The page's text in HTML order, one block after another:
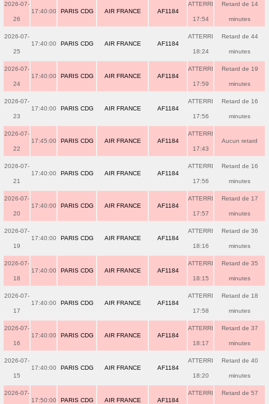
2026-07-
26
17:40:00 PARIS CDG AIR FRANCE AF1184
ATTERRI
17:54
Retard de 14
minutes
2026-07-
25
17:40:00 PARIS CDG AIR FRANCE AF1184
ATTERRI
18:24
Retard de 44
minutes
2026-07-
24
17:40:00 PARIS CDG AIR FRANCE AF1184
ATTERRI
17:59
Retard de 19
minutes
2026-07-
23
17:40:00 PARIS CDG AIR FRANCE AF1184
ATTERRI
17:56
Retard de 16
minutes
2026-07-
22
17:45:00 PARIS CDG AIR FRANCE AF1184
ATTERRI
17:43
Aucun retard
2026-07-
21
17:40:00 PARIS CDG AIR FRANCE AF1184
ATTERRI
17:56
Retard de 16
minutes
2026-07-
20
17:40:00 PARIS CDG AIR FRANCE AF1184
ATTERRI
17:57
Retard de 17
minutes
2026-07-
19
17:40:00 PARIS CDG AIR FRANCE AF1184
ATTERRI
18:16
Retard de 36
minutes
2026-07-
18
17:40:00 PARIS CDG AIR FRANCE AF1184
ATTERRI
18:15
Retard de 35
minutes
2026-07-
17
17:40:00 PARIS CDG AIR FRANCE AF1184
ATTERRI
17:58
Retard de 18
minutes
2026-07-
16
17:40:00 PARIS CDG AIR FRANCE AF1184
ATTERRI
18:17
Retard de 37
minutes
2026-07-
15
17:40:00 PARIS CDG AIR FRANCE AF1184
ATTERRI
18:20
Retard de 40
minutes
2026-07-
17:50:00 PARIS CDG AIR FRANCE AF1184
ATTERRI Retard de 57